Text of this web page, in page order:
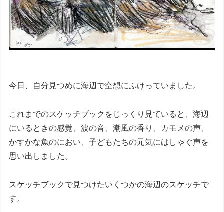
今日、自分見つめに海辺で空想にふけっていました。
これまでのスケッチブックをじっくり見ていると、海辺
にいるときの感覚、波の音、潮風の香り、カモメの声、
かすかな魚のにおい、子どもたちの元気にはしゃぐ声を
思い出しました。
スケッチブックで見つけたいくつかの海辺のスケッチで
す。